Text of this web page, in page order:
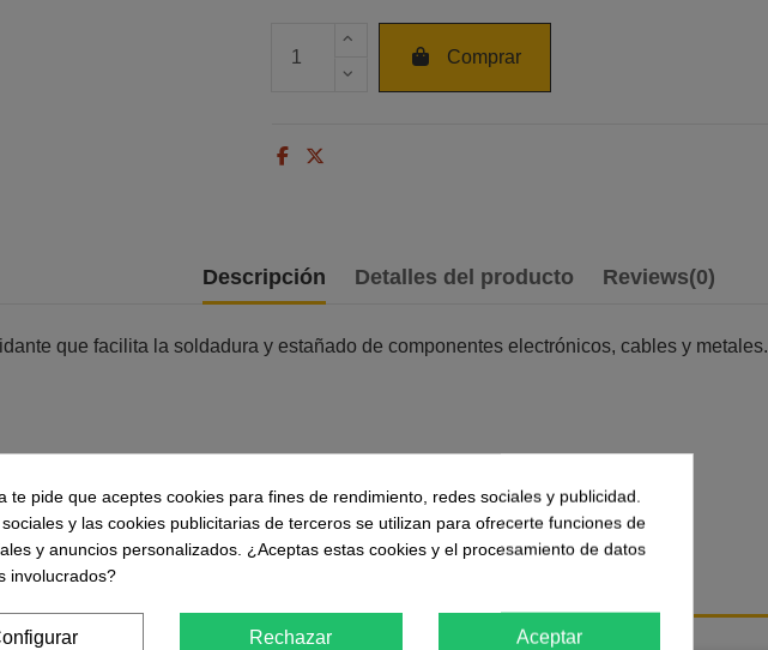
Cantidad de unidades
Comprar
Descripción Detalles del producto Reviews(0)
que facilita la soldadura y estañado de componentes electrónicos, cables y metales.
38 a 60 ºC
205 ºC
Otros clientes compraron también:
te pide que aceptes cookies para fines de rendimiento, redes sociales y publicidad.
y las cookies publicitarias de terceros se utilizan para ofrecerte funciones de
y anuncios personalizados. ¿Aceptas estas cookies y el procesamiento de datos
involucrados?
Rechazar Aceptar